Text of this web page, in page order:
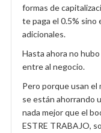
formas de
te paga el 0.5% sino
adicionales.
Hasta ahora no
entre al negocio.
Pero porque usan
se están ahorrando
nada mejor que el
ESTRE TRABAJO,